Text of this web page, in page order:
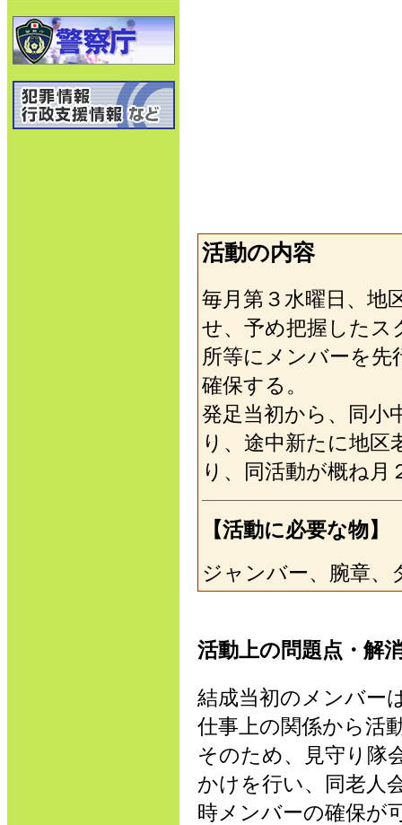
活動の内容
毎月第３水曜日、地
せ、予め把握したス
所等にメンバーを先
確保する。
発足当初から、同小
り、途中新たに地区
り、同活動が概ね月
【活動に必要な物】
ジャンバー、腕章、
活動上の問題点・解
結成当初のメンバー
仕事上の関係から活
そのため、見守り隊
かけを行い、同老人
時メンバーの確保が